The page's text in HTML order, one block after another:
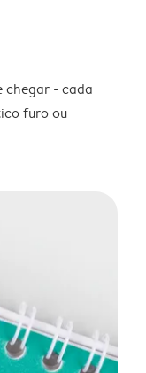
chegar - cada
furo ou